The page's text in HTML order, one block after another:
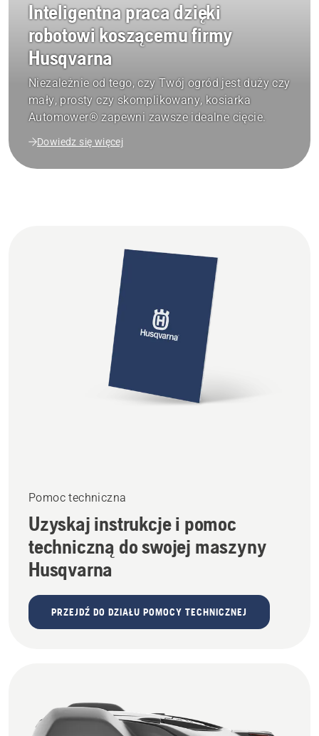
Inteligentna praca dzięki
robotowi koszącemu firmy
Husqvarna
Niezależnie od tego, czy Twój ogród jest duży czy
mały, prosty czy skomplikowany, kosiarka
Automower® zapewni zawsze idealne cięcie.
Dowiedz się więcej
Pomoc techniczna
Uzyskaj instrukcje i pomoc
techniczną do swojej maszyny
Husqvarna
PRZEJDŹ DO DZIAŁU POMOCY TECHNICZNEJ